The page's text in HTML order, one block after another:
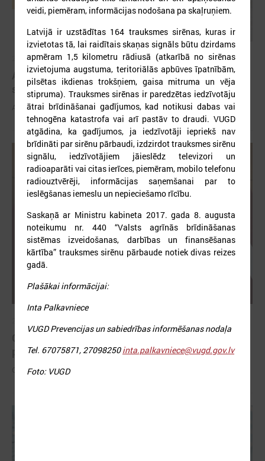
2026. gada 03. jūnijs
Aicina pašvaldības pieteikties mācībām "Drošība
sākas ar Tevi!"
Aicina pašvaldības pieteikties mācībām "Drošība sākas ar Tevi!"
Cildināti “Talkas cilts balvas” uzvarētāji un
pašvaldību koordinatori
Cildināti “Talkas cilts balvas” uzvarētāji un pašvaldību koordinatori
veidi, piemēram, informācijas nodošana pa skaļruņiem.
Latvijā ir uzstādītas 164 trauksmes sirēnas, kuras ir
izvietotas tā, lai raidītais skaņas signāls būtu dzirdams
apmēram 1,5 kilometru rādiusā (atkarībā no sirēnas
izvietojuma augstuma, teritoriālās apbūves īpatnībām,
pilsētas ikdienas trokšņiem, gaisa mitruma un vēja
stipruma). Trauksmes sirēnas ir paredzētas iedzīvotāju
ātrai brīdināšanai gadījumos, kad notikusi dabas vai
tehnogēna katastrofa vai arī pastāv to draudi. VUGD
atgādina, ka gadījumos, ja iedzīvotāji iepriekš nav
brīdināti par sirēnu pārbaudi, izdzirdot trauksmes sirēnu
signālu, iedzīvotājiem jāieslēdz televizori un
radioaparāti vai citas ierīces, piemēram, mobilo telefonu
radiouztvērēji, informācijas saņemšanai par to
ieslēgšanas iemeslu un nepieciešamo rīcību.
Saskaņā ar Ministru kabineta 2017. gada 8. augusta
noteikumu nr. 440 “Valsts agrīnās brīdināšanas
sistēmas izveidošanas, darbības un finansēšanas
kārtība” trauksmes sirēnu pārbaude notiek divas reizes
gadā.
Plašākai informācijai:
Inta Palkavniece
VUGD Prevencijas un sabiedrības informēšanas nodaļa
Tel. 67075871, 27098250inta.palkavniece@vugd.gov.lv
Foto: VUGD